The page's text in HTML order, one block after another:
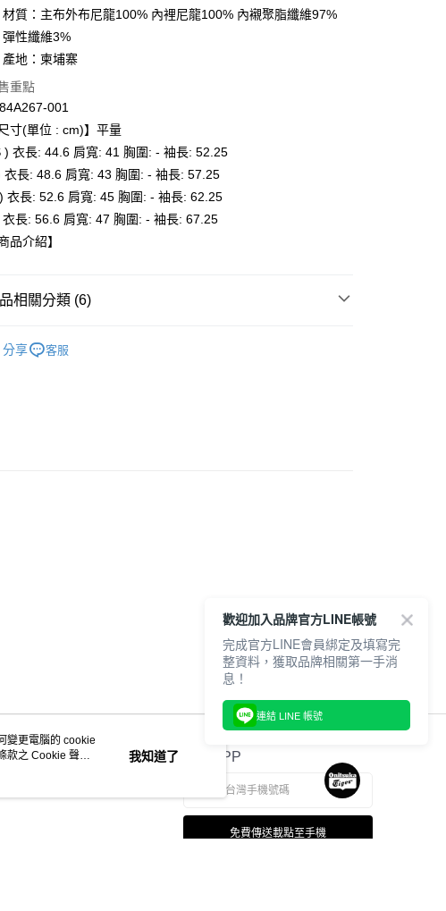
Pay
付款
送方式
家取貨付款
NT$80，滿NT$6,000(含以上)免運費
後全家取貨
NT$80，滿NT$6,000(含以上)免運費
筆NT$80，滿NT$6,000(含以上)免運費
材質：主布外布尼龍100% 內裡尼龍100% 內襯聚脂纖維97%
彈性纖維3%
產地：柬埔寨
重點
001
尺寸(單位 : cm)】平量
) 衣長: 44.6 肩寬: 41 胸圍: - 袖長: 52.25
衣長: 48.6 肩寬: 43 胸圍: - 袖長: 57.25
衣長: 52.6 肩寬: 45 胸圍: - 袖長: 62.25
衣長: 56.6 肩寬: 47 胸圍: - 袖長: 67.25
商品介紹】
相關分類 (6)
分享 客服
官方APP
免費傳送載點至手機
變更電腦的 cookie
款之 Cookie 聲明
我知道了
歡迎加入品牌官方LINE帳號
完成官方LINE會員綁定及填寫完
整資料，獲取品牌相關第一手消
息！
連結 LINE 帳號